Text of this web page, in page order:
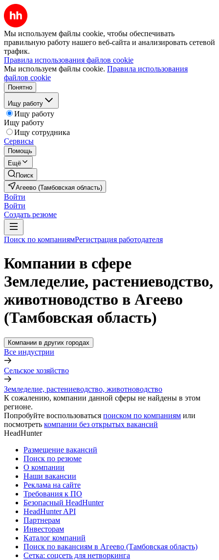
Мы используем файлы cookie, чтобы обеспечивать
правильную работу нашего веб-сайта и анализировать сетевой
трафик.
Правила использования файлов cookie
Мы используем файлы cookie. Правила использования
файлов cookie
Понятно
Ищу работу
Ищу работу
Ищу работу
Ищу сотрудника
Сервисы
Помощь
Ещё
Поиск
Агеево (Тамбовская область)
Войти
Войти
Создать резюме
Поиск по компаниямРегистрация работодателя
Компании в сфере
Земледелие, растениеводство,
животноводство в Агеево
(Тамбовская область)
Компании в других городах
Все индустрии
Сельское хозяйство
Земледелие, растениеводство, животноводство
К сожалению, компании данной сферы не найдены в этом
регионе.
Попробуйте воспользоваться поиском по компаниям или
посмотреть компании без открытых вакансий
HeadHunter
Размещение вакансий
Поиск по резюме
О компании
Наши вакансии
Реклама на сайте
Требования к ПО
Безопасный HeadHunter
HeadHunter API
Партнерам
Инвесторам
Каталог компаний
Поиск по вакансиям в Агеево (Тамбовская область)
Сетка: соцсеть для нетворкинга